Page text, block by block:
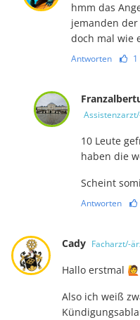
hmm das
jemanden
doch mal wie
Antworten 1
10 Leute
haben die
Scheint
Antworten
Cady Facharzt/-
Hallo erstmal 🙋
Also ich weiß